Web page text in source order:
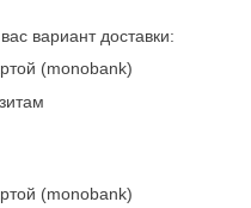
вариант доставки:
(monobank)
(monobank)